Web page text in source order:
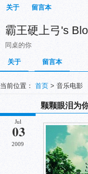
关于 留言本
霸王硬上弓's
同桌的你
关于 留言本
当前位置： 首页 > 音乐电影
颗颗眼泪为
Jul
03
2009